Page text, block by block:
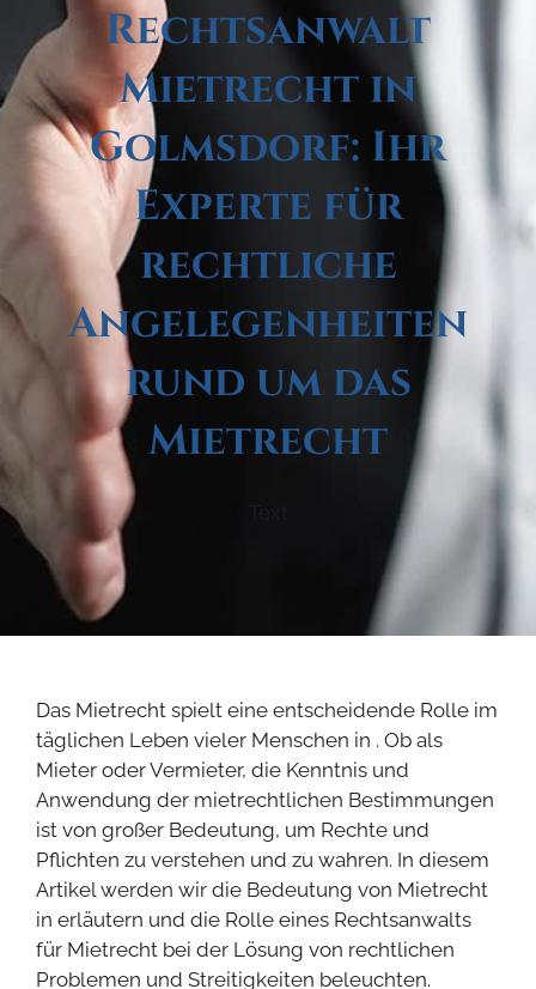
Rechtsanwalt
Mietrecht in
Golmsdorf: Ihr
Experte für
rechtliche
Angelegenheiten
rund um das
Mietrecht
Das Mietrecht spielt eine entscheidende Rolle im
täglichen Leben vieler Menschen in . Ob als
Mieter oder Vermieter, die Kenntnis und
Anwendung der mietrechtlichen Bestimmungen
ist von großer Bedeutung, um Rechte und
Pflichten zu verstehen und zu wahren. In diesem
Artikel werden wir die Bedeutung von Mietrecht
in erläutern und die Rolle eines Rechtsanwalts
für Mietrecht bei der Lösung von rechtlichen
Problemen und Streitigkeiten beleuchten.